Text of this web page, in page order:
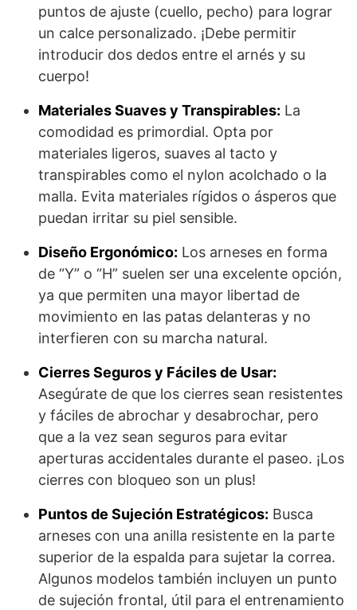
puntos de ajuste (cuello, pecho) para lograr
un calce personalizado. ¡Debe permitir
introducir dos dedos entre el arnés y su
cuerpo!
Materiales Suaves y Transpirables: La
comodidad es primordial. Opta por
materiales ligeros, suaves al tacto y
transpirables como el nylon acolchado o la
malla. Evita materiales rígidos o ásperos que
puedan irritar su piel sensible.
Diseño Ergonómico: Los arneses en forma
de “Y” o “H” suelen ser una excelente opción,
ya que permiten una mayor libertad de
movimiento en las patas delanteras y no
interfieren con su marcha natural.
Cierres Seguros y Fáciles de Usar:
Asegúrate de que los cierres sean resistentes
y fáciles de abrochar y desabrochar, pero
que a la vez sean seguros para evitar
aperturas accidentales durante el paseo. ¡Los
cierres con bloqueo son un plus!
Puntos de Sujeción Estratégicos: Busca
arneses con una anilla resistente en la parte
superior de la espalda para sujetar la correa.
Algunos modelos también incluyen un punto
de sujeción frontal, útil para el entrenamiento